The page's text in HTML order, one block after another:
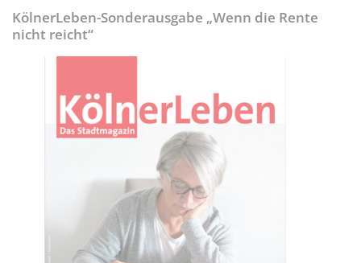
KölnerLeben-Sonderausgabe „Wenn die Rente
nicht reicht“